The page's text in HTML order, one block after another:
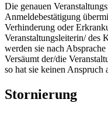
Die genauen
Anmeldebestätigung
Verhinderung oder
Veranstaltungsleiterin/ des
werden sie nach
Versäumt der/die
so hat sie keinen Anspruch
Stornierung